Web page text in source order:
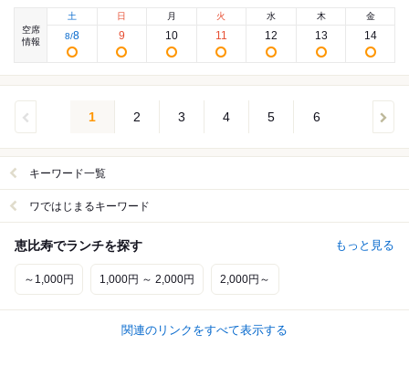
空席
情報
土
8/8
日
9
月
10
火
11
水
12
木
13
金
14
1 2 3 4 5 6
キーワード一覧
ワではじまるキーワード
恵比寿でランチを探す もっと見る
～1,000円 1,000円 ～ 2,000円 2,000円～
関連のリンクをすべて表示する